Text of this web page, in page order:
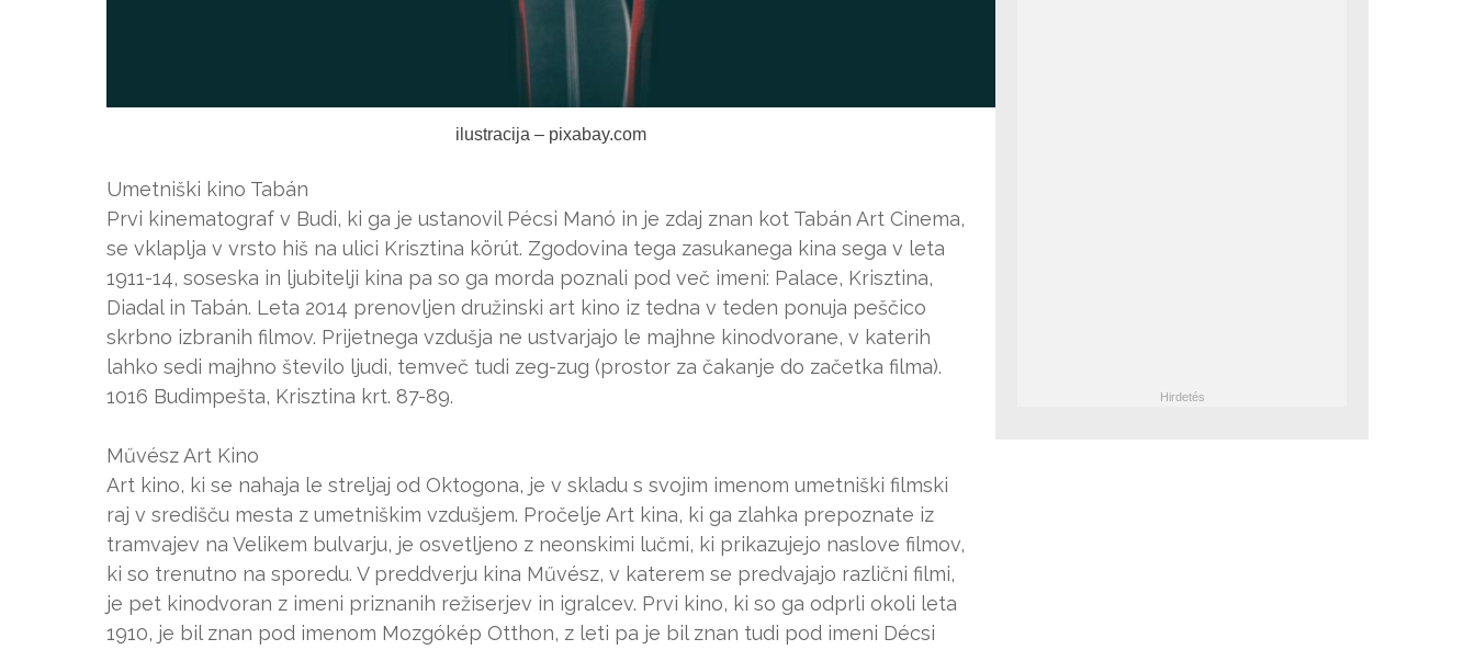
ilustracija – pixabay.com
Umetniški kino Tabán
Prvi kinematograf v Budi, ki ga je ustanovil Pécsi Manó in je zdaj znan kot Tabán Art Cinema,
se vklaplja v vrsto hiš na ulici Krisztina körút. Zgodovina tega zasukanega kina sega v leta
1911-14, soseska in ljubitelji kina pa so ga morda poznali pod več imeni: Palace, Krisztina,
Diadal in Tabán. Leta 2014 prenovljen družinski art kino iz tedna v teden ponuja peščico
skrbno izbranih filmov. Prijetnega vzdušja ne ustvarjajo le majhne kinodvorane, v katerih
lahko sedi majhno število ljudi, temveč tudi zeg-zug (prostor za čakanje do začetka filma).
1016 Budimpešta, Krisztina krt. 87-89.
Művész Art Kino
Art kino, ki se nahaja le streljaj od Oktogona, je v skladu s svojim imenom umetniški filmski
raj v središču mesta z umetniškim vzdušjem. Pročelje Art kina, ki ga zlahka prepoznate iz
tramvajev na Velikem bulvarju, je osvetljeno z neonskimi lučmi, ki prikazujejo naslove filmov,
ki so trenutno na sporedu. V preddverju kina Művész, v katerem se predvajajo različni filmi,
je pet kinodvoran z imeni priznanih režiserjev in igralcev. Prvi kino, ki so ga odprli okoli leta
1910, je bil znan pod imenom Mozgókép Otthon, z leti pa je bil znan tudi pod imeni Décsi